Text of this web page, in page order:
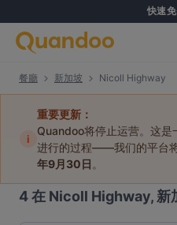
快速
餐廳 新加坡 Nicoll Highway
i
重要更新：
Quandoo将停止运营。这是
进行的过程——我们的平台
年9月30日 。
4在 Nicoll Highway, 新